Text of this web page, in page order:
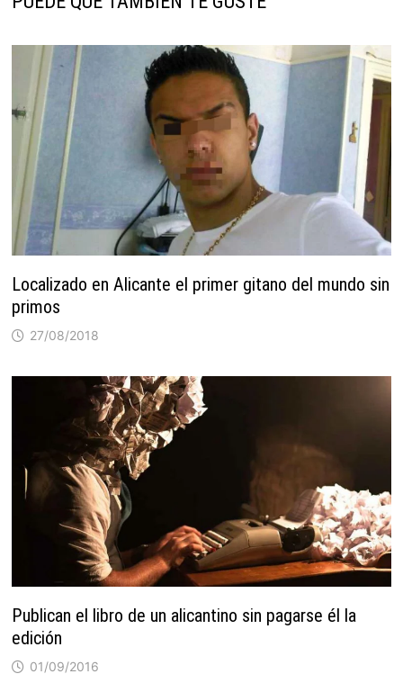
Localizado en Alicante el primer gitano del mundo sin
primos
27/08/2018
Publican el libro de un alicantino sin pagarse él la
edición
01/09/2016